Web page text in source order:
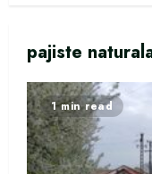
pajiste
1 min read